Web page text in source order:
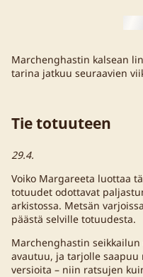
Marchenghastin kalsean
tarina jatkuu seuraavien
Tie totuuteen
29.4.
Voiko Margareeta luottaa
totuudet odottavat
arkistossa. Metsän
päästä selville totuudesta.
Marchenghastin
avautuu, ja tarjolle
versioita – niin ratsujen